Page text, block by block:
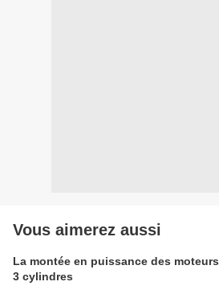
Vous aimerez aussi
La montée en puissance des moteurs
3 cylindres